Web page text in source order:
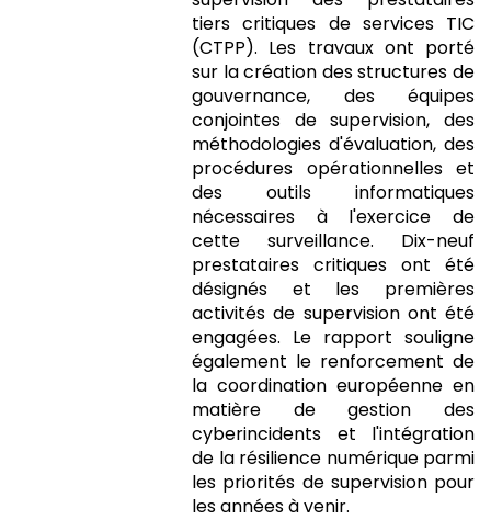
tiers critiques de services TIC
(CTPP). Les travaux ont porté
sur la création des structures de
gouvernance, des équipes
conjointes de supervision, des
méthodologies d'évaluation, des
procédures opérationnelles et
des outils informatiques
nécessaires à l'exercice de
cette surveillance. Dix-neuf
prestataires critiques ont été
désignés et les premières
activités de supervision ont été
engagées. Le rapport souligne
également le renforcement de
la coordination européenne en
matière de gestion des
cyberincidents et l'intégration
de la résilience numérique parmi
les priorités de supervision pour
les années à venir.